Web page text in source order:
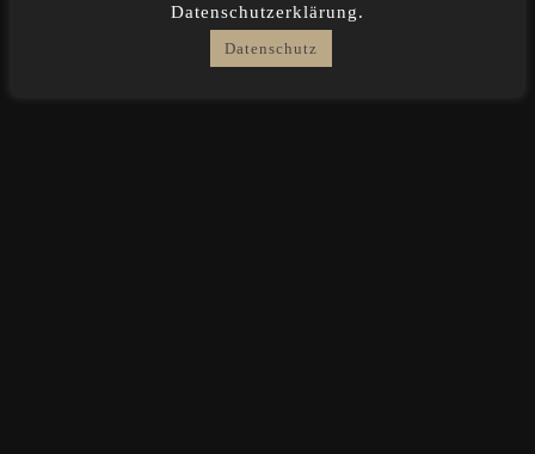
Datenschutzerklärung.
Datenschutz